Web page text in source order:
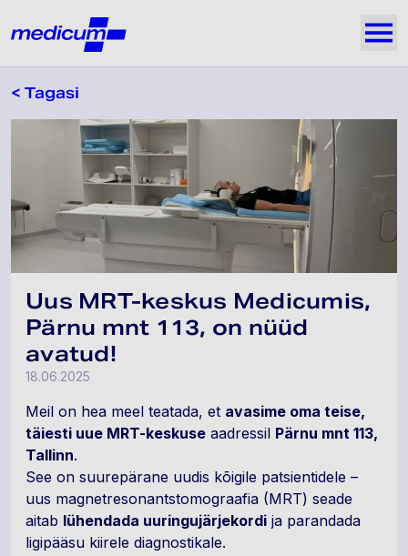
Medicum
< Tagasi
Uus MRT-keskus Medicumis,
Pärnu mnt 113, on nüüd
avatud!
18.06.2025
Meil on hea meel teatada, et avasime oma teise,
täiesti uue MRT-keskuse aadressil Pärnu mnt 113,
Tallinn.
See on suurepärane uudis kõigile patsientidele –
uus magnetresonantstomograafia (MRT) seade
aitab lühendada uuringujärjekordi ja parandada
ligipääsu kiirele diagnostikale.